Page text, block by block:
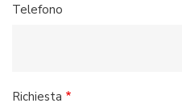
Telefono
Richiesta